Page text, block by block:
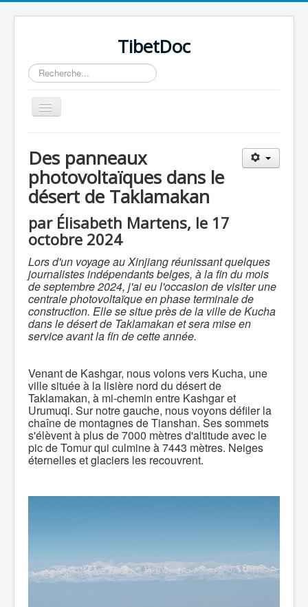
TibetDoc
Rechercher
Basculer
la
Des panneaux
photovoltaïques dans le
désert de Taklamakan
par Élisabeth Martens, le 17
octobre 2024
Lors d'un voyage au Xinjiang réunissant quelques
journalistes indépendants belges, à la fin du mois
de septembre 2024, j'ai eu l'occasion de visiter une
centrale photovoltaïque en phase terminale de
construction. Elle se situe près de la ville de Kucha
dans le désert de Taklamakan et sera mise en
service avant la fin de cette année.
Venant de Kashgar, nous volons vers Kucha, une
ville située à la lisière nord du désert de
Taklamakan, à mi-chemin entre Kashgar et
Urumuqi. Sur notre gauche, nous voyons défiler la
chaîne de montagnes de Tianshan. Ses sommets
s'élèvent à plus de 7000 mètres d'altitude avec le
pic de Tomur qui culmine à 7443 mètres. Neiges
éternelles et glaciers les recouvrent.